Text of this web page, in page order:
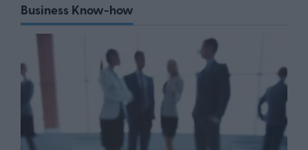
Business Know-how